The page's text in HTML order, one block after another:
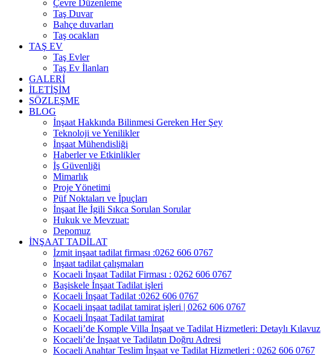
Çevre Düzenleme
Taş Duvar
Bahçe duvarları
Taş ocakları
TAŞ EV
Taş Evler
Taş Ev İlanları
GALERİ
İLETİŞİM
SÖZLEŞME
BLOG
İnşaat Hakkında Bilinmesi Gereken Her Şey
Teknoloji ve Yenilikler
İnşaat Mühendisliği
Haberler ve Etkinlikler
İş Güvenliği
Mimarlık
Proje Yönetimi
Püf Noktaları ve İpuçları
İnşaat İle İgili Sıkca Sorulan Sorular
Hukuk ve Mevzuat:
Depomuz
İNŞAAT TADİLAT
İzmit inşaat tadilat firması :0262 606 0767
İnşaat tadilat çalışmaları
Kocaeli İnşaat Tadilat Firması : 0262 606 0767
Başiskele İnşaat Tadilat işleri
Kocaeli İnşaat Tadilat :0262 606 0767
Kocaeli inşaat tadilat tamirat işleri | 0262 606 0767
Kocaeli İnşaat Tadilat tamirat
Kocaeli’de Komple Villa İnşaat ve Tadilat Hizmetleri: Detaylı Kılavuz
Kocaeli’de İnşaat ve Tadilatın Doğru Adresi
Kocaeli Anahtar Teslim İnşaat ve Tadilat Hizmetleri : 0262 606 0767